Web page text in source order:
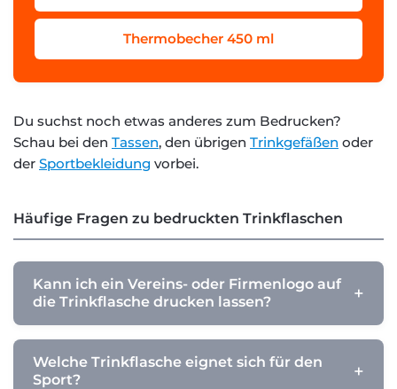
Thermobecher 450 ml
Du suchst noch etwas anderes zum Bedrucken?
Schau bei den Tassen, den übrigen Trinkgefäßen oder
der Sportbekleidung vorbei.
Häufige Fragen zu bedruckten Trinkflaschen
Kann ich ein Vereins- oder Firmenlogo auf
die Trinkflasche drucken lassen?
Welche Trinkflasche eignet sich für den
Sport?